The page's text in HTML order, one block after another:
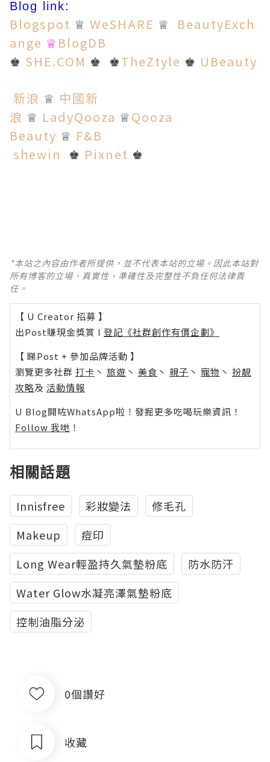
Blog link:
Blogspot ♕ WeSHARE ♕
BeautyExch
ange ♕ BlogDB
♚ SHE.COM ♚ ♚ TheZtyle ♚ UBeauty
新浪 ♕ 中國新
浪 ♕ LadyQooza ♕ Qooza
Beauty ♕ F&B
shewin
♚ Pixnet ♚
*本站之內容由作者所提供，並不代表本站的立場。因此本站對
所有博客的立場、真實性、準確性及完整性不負任何法律責
任。
【 U Creator 招募 】
出Post賺現金獎賞 l 登記《社群創作有價企劃》
【 睇Post + 參加品牌活動 】
瀏覽更多社群 打卡 丶 旅遊 丶 美食 丶 親子 丶 寵物 丶 扮靚
攻略及 活動情報
U Blog開咗WhatsApp啦！發掘更多吃喝玩樂資訊！
Follow 我哋 ！
相關話題
Innisfree 彩妝變法
修毛孔
Makeup
痘印
Long Wear輕盈持久氣墊粉底
防水防汗
Water Glow水凝亮澤氣墊粉底
控制油脂分泌
0個讚好
收藏